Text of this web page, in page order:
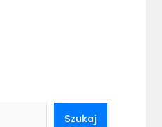
Szukaj